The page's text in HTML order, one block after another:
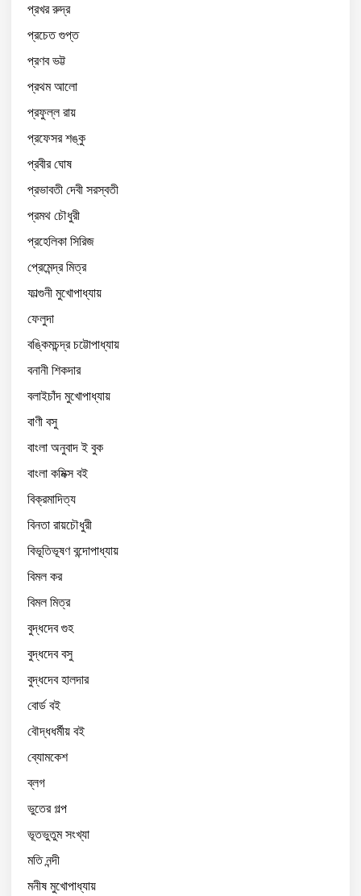
প্রখর রুদ্র
প্রচেত গুপ্ত
প্রণব ভট্ট
প্রথম আলো
প্রফুল্ল রায়
প্রফেসর শঙ্কু
প্রবীর ঘোষ
প্রভাবতী দেবী সরস্বতী
প্রমথ চৌধুরী
প্রহেলিকা সিরিজ
প্রেমেন্দ্র মিত্র
ফাল্গুনী মুখোপাধ্যায়
ফেলুদা
বঙ্কিমচন্দ্র চট্টোপাধ্যায়
বনানী শিকদার
বলাইচাঁদ মুখোপাধ্যায়
বাণী বসু
বাংলা অনুবাদ ই বুক
বাংলা কমিক্স বই
বিক্রমাদিত্য
বিনতা রায়চৌধুরী
বিভূতিভূষণ বন্দোপাধ্যায়
বিমল কর
বিমল মিত্র
বুদ্ধদেব গুহ
বুদ্ধদেব বসু
বুদ্ধদেব হালদার
বোর্ড বই
বৌদ্ধধর্মীয় বই
ব্যোমকেশ
ব্লগ
ভুতের গল্প
ভূতভুতুম সংখ্যা
মতি নন্দী
মনীষ মুখোপাধ্যায়